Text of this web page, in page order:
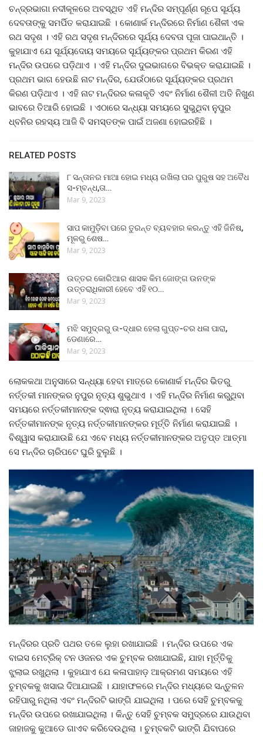
ଚନ୍ଦ୍ରଭାଗା ନଦୀକୂଳରେ ଅବସ୍ଥିତ ଏହି ମନ୍ଦିର ସମ୍ପୂର୍ଣ୍ଣ ରୂପେ ସୂର୍ଯ୍ୟ
ଦେବତାଙ୍କୁ ସମର୍ପିତ କରାଯାଇଛି । କୋଣାର୍କ ମନ୍ଦିରରେ ନିର୍ମାଣ ଶୈଳୀ ଏକ
ରଥ ସଦୃଶ । ଏହି ରଥ ସଦୃଶ ମନ୍ଦିରରେ ସୂର୍ଯ୍ୟ ଦେବତା ପୂଜା ପାଇଥାନ୍ତି ।
କୁହାଯାଏ ଯେ ସୂର୍ଯ୍ୟଦୋୟ ସମୟରେ ସୂର୍ଯ୍ୟଙ୍କର ପ୍ରଥମ କିରଣ ଏହି
ମନ୍ଦିର ଉପରେ ପଡ଼ିଥାଏ । ଏହି ମନ୍ଦିର ଦୁଇଭାଗରେ ବିଭକ୍ତ କରାଯାଇଛି ।
ପ୍ରଥମ ଭାଗ ହେଉଛି ନାଟ ମନ୍ଦିର, ଯେଉଁଠାରେ ସୂର୍ଯ୍ୟଙ୍କର ପ୍ରଥମ
କିରଣ ପଡ଼ିଥାଏ । ଏହି ନାଟ ମନ୍ଦିରର କଳାକୃତି ଏବଂ ନିର୍ମାଣ ଶୈଳୀ ଅତି ନିଖୁଣ
ଭାବରେ ତିଆରି ହୋଇଛି । ଏଠାରେ ସନ୍ଧ୍ୟା ସମୟରେ ସୁଭୁଥିବା ନୁପୁର
ଧ୍ବନିର ରହସ୍ୟ ଆଜି ବି ସମସ୍ତଙ୍କ ପାଇଁ ଅଜଣା ହୋଇରହିଛି ।
RELATED POSTS
୮ ସନ୍ତାନର ମାଆ ହୋଇ ମଧ୍ୟ ରଖିଲା ପର ପୁରୁଷ ସହ ଅବୈଧ
ସ-ମ୍ବନ୍ଧ,ତା…
Mar 9, 2023
ସାପ କାମୁଡ଼ିବା ପରେ ତୁରନ୍ତ ବ୍ୟବହାର କରନ୍ତୁ ଏହି ଜିନିଷ,
ମୂଳରୁ ଶେଷ…
Mar 9, 2023
ଉତ୍ତର କୋରିଆର ଶାସକ କିମ ଜୋଙ୍ଗ ଉନଙ୍କ
ଉତ୍ତରାଧିକାରୀ ହେବେ ଏହି ୧୦…
Mar 9, 2023
ମଝି ସମୁଦ୍ରରୁ ଉ-ଦ୍ଧାର ହେଲା ଗୁପ୍ତ-ଚର ଧଳା ପାରା,
ଡେଣାରେ…
Mar 9, 2023
ଲୋକକଥା ଅନୁସାରେ ସନ୍ଧ୍ୟା ହେବା ମାତ୍ରେ କୋଣାର୍କ ମନ୍ଦିର ଭିତରୁ
ନର୍ତ୍ତକୀ ମାନଙ୍କର ନୁପୁର ନୃତ୍ୟ ଶୁଭୁଥାଏ । ଏହି ମନ୍ଦିର ନିର୍ମାଣ କରୁଥିବା
ସମୟରେ ନର୍ତ୍ତକୀମାନଙ୍କ ଦ୍ଵାରା ନୃତ୍ୟ କରାଯାଇଥିଲା । ସେହି
ନର୍ତ୍ତକୀମାନଙ୍କ ନୃତ୍ୟ ନର୍ତ୍ତକୀମାନଙ୍କର ମୂର୍ତ୍ତି ନିର୍ମାଣ କରାଯାଇଛି ।
ବିଶ୍ୱାସ କରାଯାଉଛି ଯେ ଏବେ ମଧ୍ୟ ନର୍ତ୍ତକୀମାନଙ୍କର ଅତୃପ୍ତ ଆତ୍ମା
ସେ ମନ୍ଦିର ଚାରିପଟେ ଘୁରି ବୁଲୁଛି ।
ମନ୍ଦିରର ପ୍ରତି ପଥର ତଳେ ଲୁହା ରଖାଯାଇଛି । ମନ୍ଦିର ଉପରେ ଏକ
ବାଇସ ମେଟ୍ରିକ୍ ଟନ ଓଜନର ଏକ ଚୁମ୍ବକ ରଖାଯାଇଛି, ଯାହା ମୂର୍ତ୍ତିକୁ
ଝୁଲାଇ ରଖୁଥିଲା । କୁହାଯାଏ ଯେ କଳାପାହାଡ଼ ଆକ୍ରମଣ ସମୟରେ ଏହି
ଚୁମ୍ବକକୁ ଖସାଇ ଦିଆଯାଇଛି । ଯାହାଫଳରେ ମନ୍ଦିର ମଧ୍ୟରେ ସନ୍ତୁଳନ
ରହିପାରୁ ନଥିଲା ଏବଂ ମନ୍ଦିରଟି ଭାଙ୍ଗି ଯାଇଥିଲା । ପରେ ସେହି ଚୁମ୍ବକକୁ
ମନ୍ଦିର ଉପରେ ରଖାଯାଇଥିଲା । କିନ୍ତୁ ସେହି ଚୁମ୍ବକ ସମୁଦ୍ରରେ ଯାଉଥିବା
ଜାହାଜକୁ କୁଆଡେ ଗାଏବ କରିଦେଉଥିଲା । ଚୁମ୍ବକଟି ଭାଙ୍ଗି ଯିବାପରେ